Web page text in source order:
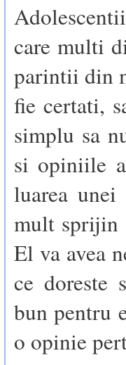
care multi
parintii din
fie certati,
simplu sa
si opiniile
luarea
mult sprijin
El va avea
ce doreste
bun pentru
o opinie